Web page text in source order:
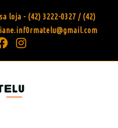
loja - (42) 3222-0327 / (42)